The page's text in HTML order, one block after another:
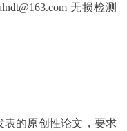
无损检测
表的原创性论文，要求